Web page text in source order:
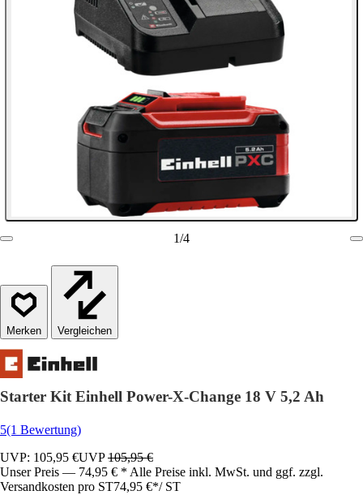
1/4
Vergleichen
Starter Kit Einhell Power-X-Change 18 V 5,2 Ah
5(1 Bewertung)
UVP: 105,95 €UVP105,95 €
Unser Preis — 74,95 € * Alle Preise inkl. MwSt. und ggf. zzgl.
Versandkosten pro ST74,95 €*/ ST